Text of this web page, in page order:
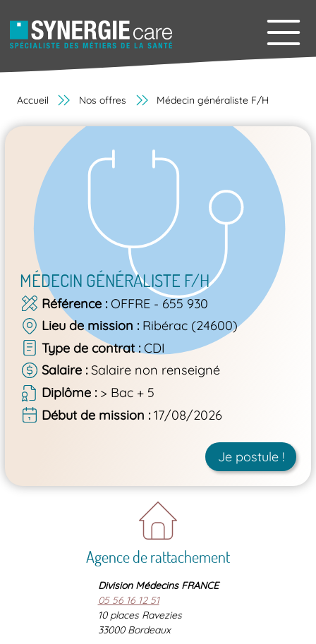
Accueil Nos offres Médecin généraliste F/H
MÉDECIN GÉNÉRALISTE F/H
Référence OFFRE - 655 930
Lieu de mission
Ribérac (24600)
Type de contrat CDI
Salaire Salaire non renseigné
Diplôme
> Bac + 5
Début de mission
17/08/2026
Je postule !
Agence de rattachement
Division Médecins FRANCE
05 56 16 12 51
10 places Ravezies
33000 Bordeaux